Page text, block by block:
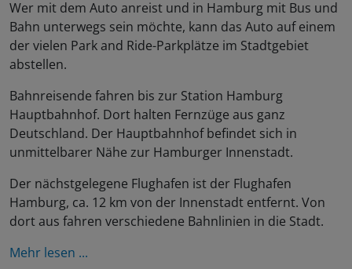
Wer mit dem Auto anreist und in Hamburg mit Bus und
Bahn unterwegs sein möchte, kann das Auto auf einem
der vielen Park and Ride-Parkplätze im Stadtgebiet
abstellen.
Bahnreisende fahren bis zur Station Hamburg
Hauptbahnhof. Dort halten Fernzüge aus ganz
Deutschland. Der Hauptbahnhof befindet sich in
unmittelbarer Nähe zur Hamburger Innenstadt.
Der nächstgelegene Flughafen ist der Flughafen
Hamburg, ca. 12 km von der Innenstadt entfernt. Von
dort aus fahren verschiedene Bahnlinien in die Stadt.
Mehr lesen ...